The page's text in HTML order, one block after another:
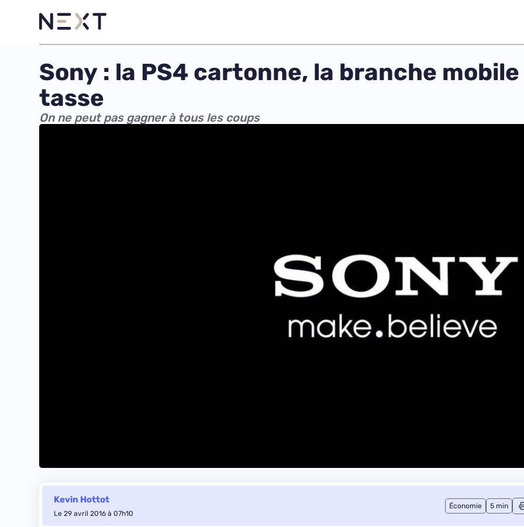
Sony : la PS4 cartonne, la branche
tasse
On ne peut pas gagner à tous les coups
Kevin Hottot
Le 29 avril 2016 à 07h10
Économie 5 min